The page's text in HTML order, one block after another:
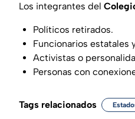
Los integrantes del
Políticos retirados.
Funcionarios estatales
Activistas o
Personas con
Tags relacionados